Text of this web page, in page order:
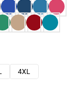
4XL